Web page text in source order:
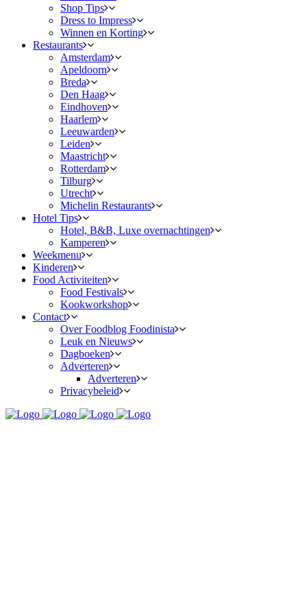
Shop Tips
Dress to Impress
Winnen en Korting
Restaurants
Amsterdam
Apeldoorn
Breda
Den Haag
Eindhoven
Haarlem
Leeuwarden
Leiden
Maastricht
Rotterdam
Tilburg
Utrecht
Michelin Restaurants
Hotel Tips
Hotel, B&B, Luxe overnachtingen
Kamperen
Weekmenu
Kinderen
Food Activiteiten
Food Festivals
Kookworkshop
Contact
Over Foodblog Foodinista
Leuk en Nieuws
Dagboeken
Adverteren
Adverteren
Privacybeleid